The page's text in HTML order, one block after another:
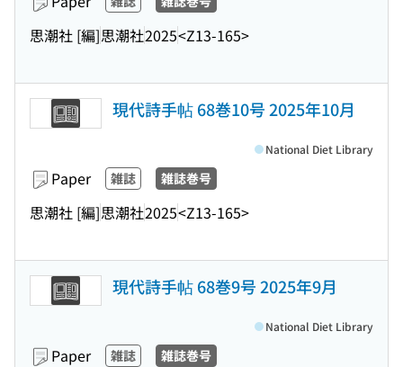
思潮社 [編]思潮社2025<Z13-165>
現代詩手帖 68巻10号 2025年10月
Paper 雑誌 雑誌巻号
思潮社 [編]思潮社2025<Z13-165>
National Diet Library
現代詩手帖 68巻9号 2025年9月
Paper 雑誌 雑誌巻号
National Diet Library